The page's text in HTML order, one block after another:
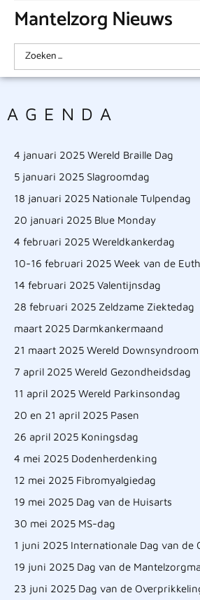
Mantelzorg Nieuws
AGENDA
4 januari 2025 Wereld Braille Dag
5 januari 2025 Slagroomdag
18 januari 2025 Nationale Tulpendag
20 januari 2025 Blue Monday
4 februari 2025 Wereldkankerdag
10-16 februari 2025 Week van de
14 februari 2025 Valentijnsdag
28 februari 2025 Zeldzame Ziektedag
maart 2025 Darmkankermaand
21 maart 2025 Wereld Downsyndroom
7 april 2025 Wereld Gezondheidsdag
11 april 2025 Wereld Parkinsondag
20 en 21 april 2025 Pasen
26 april 2025 Koningsdag
4 mei 2025 Dodenherdenking
12 mei 2025 Fibromyalgiedag
19 mei 2025 Dag van de Huisarts
30 mei 2025 MS-dag
1 juni 2025 Internationale Dag van de
19 juni 2025 Dag van de
23 juni 2025 Dag van de